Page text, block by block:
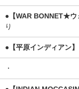
●【WAR BONNET★ウ
り
●【平原インディアン
・